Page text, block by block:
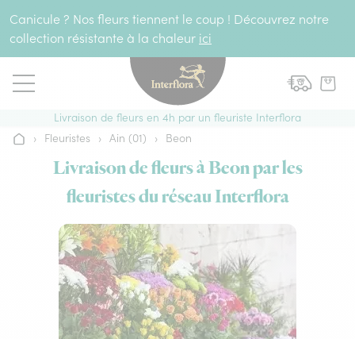
Canicule ? Nos fleurs tiennent le coup ! Découvrez notre
collection résistante à la chaleur ici
Livraison de fleurs en 4h par un fleuriste Interflora
Accueil
› Fleuristes › Ain (01) › Beon
Livraison de fleurs à Beon par les
fleuristes du réseau Interflora